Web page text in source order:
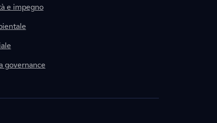
e impegno
governance